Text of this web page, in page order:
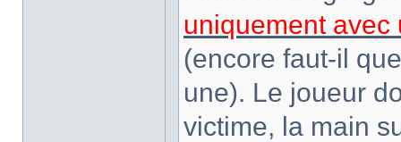
uniquement
(encore faut-il
une). Le joueur
victime, la main